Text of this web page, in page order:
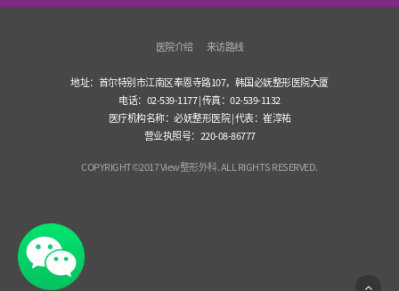
医院介绍 来访路线
地址：首尔特别市江南区奉恩寺路107，韩国必妩整形医院大厦
电话：02-539-1177 | 传真：02-539-1132
医疗机构名称：必妩整形医院 | 代表：崔淳祐
营业执照号：220-08-86777
COPYRIGHT©2017 View整形外科. ALL RIGHTS RESERVED.